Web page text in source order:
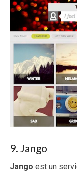
9. Jango
Jango est un